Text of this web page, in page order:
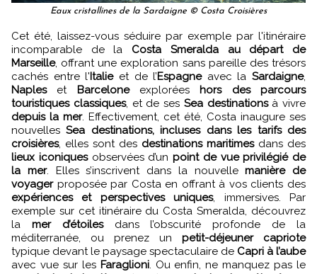
Eaux cristallines de la Sardaigne © Costa Croisières
Cet été, laissez-vous séduire par exemple par l'itinéraire
incomparable de la Costa Smeralda au départ de
Marseille, offrant une exploration sans pareille des trésors
cachés entre l'Italieet de l’Espagneavec la Sardaigne,
Napleset Barceloneexplorées hors des parcours
touristiques classiques, et de ses Sea destinationsà vivre
depuis la mer. Effectivement, cet été, Costa inaugure ses
nouvellesSea destinations, incluses dans les tarifs des
croisières, elles sont des destinations maritimesdans des
lieux iconiquesobservées d’un point de vue privilégié de
la mer. Elles s’inscrivent dans la nouvellemanière de
voyagerproposée par Costa en offrant à vos clients des
expériences et perspectives uniques, immersives. Par
exemple sur cet itinéraire du Costa Smeralda, découvrez
la mer d’étoilesdans l’obscurité profonde de la
méditerranée, ou prenez un petit-déjeuner capriote
typique devant le paysage spectaculaire de Capri à l’aube
avec vue sur les Faraglioni. Ou enfin, ne manquez pas le